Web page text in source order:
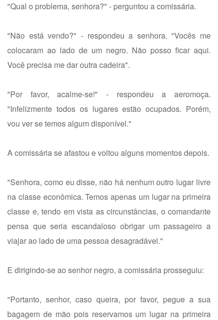
"Qual o problema, senhora?" - perguntou a comissária.
"Não está vendo?" - respondeu a senhora. "Vocês me
colocaram ao lado de um negro. Não posso ficar aqui.
Você precisa me dar outra cadeira".
"Por favor, acalme-se!" - respondeu a aeromoça.
"Infelizmente todos os lugares estão ocupados. Porém,
vou ver se temos algum disponível."
A comissária se afastou e voltou alguns momentos depois.
"Senhora, como eu disse, não há nenhum outro lugar livre
na classe econômica. Temos apenas um lugar na primeira
classe e, tendo em vista as circunstâncias, o comandante
pensa que seria escandaloso obrigar um passageiro a
viajar ao lado de uma pessoa desagradável."
E dirigindo-se ao senhor negro, a comissária prosseguiu:
"Portanto, senhor, caso queira, por favor, pegue a sua
bagagem de mão pois reservamos um lugar na primeira